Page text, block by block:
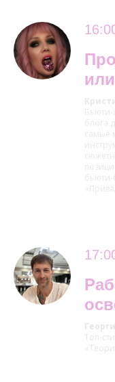
Бьюти-
блога
самые
бьюти-
Топ-